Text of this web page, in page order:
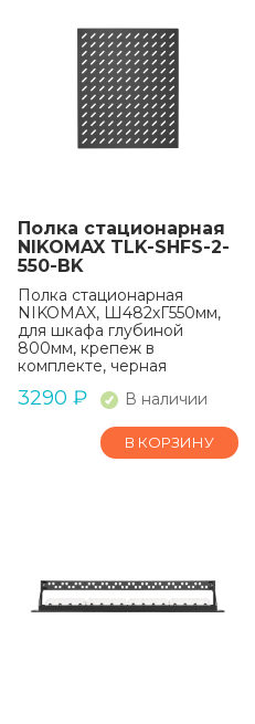
Полка стационарная
NIKOMAX TLK-SHFS-2-
550-BK
Полка стационарная
NIKOMAX, Ш482хГ550мм,
для шкафа глубиной
800мм, крепеж в
комплекте, черная
3290 ₽ В наличии
В КОРЗИНУ